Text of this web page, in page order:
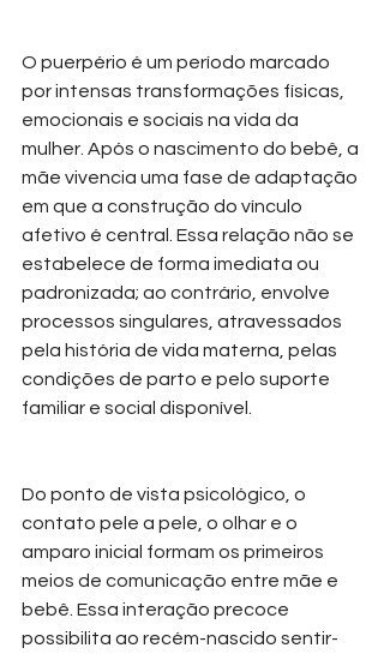
O puerpério é um período marcado
por intensas transformações físicas,
emocionais e sociais na vida da
mulher. Após o nascimento do bebê, a
mãe vivencia uma fase de adaptação
em que a construção do vínculo
afetivo é central. Essa relação não se
estabelece de forma imediata ou
padronizada; ao contrário, envolve
processos singulares, atravessados
pela história de vida materna, pelas
condições de parto e pelo suporte
familiar e social disponível.
Do ponto de vista psicológico, o
contato pele a pele, o olhar e o
amparo inicial formam os primeiros
meios de comunicação entre mãe e
bebê. Essa interação precoce
possibilita ao recém-nascido sentir-